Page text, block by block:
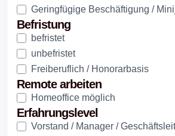
Geringfügige Beschäftigung /
Befristung
befristet
unbefristet
Freiberuflich / Honorarbasis
Remote arbeiten
Homeoffice möglich
Erfahrungslevel
Vorstand / Manager /